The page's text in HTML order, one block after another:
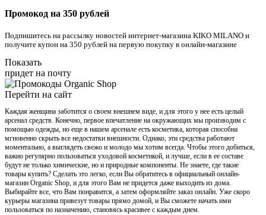
Промокод на 350 рублей
Подпишитесь на рассылку новостей интернет-магазина KIKO MILANO и
получите купон на 350 рублей на первую покупку в онлайн-магазине
Показать
придет на почту
Перейти на сайт
Каждая женщина заботится о своем внешнем виде, и для этого у нее есть целый
арсенал средств. Конечно, первое впечатление на окружающих мы производим с
помощью одежды, но еще в нашем арсенале есть косметика, которая способна
мгновенно скрыть все недостатки внешности. Однако, эти средства работают
моментально, а выглядеть свежо и молодо мы хотим всегда. Чтобы этого добиться,
важно регулярно пользоваться уходовой косметикой, и лучше, если в ее составе
будут не только химические, но и природные компоненты. Не знаете, где такие
товары купить? Сделать это легко, если Вы обратитесь в официальный онлайн-
магазин Organic Shop, и для этого Вам не придется даже выходить из дома.
Выбирайте все, что Вам понравится, а затем оформляйте заказ онлайн. Уже скоро
курьеры магазина привезут товары прямо домой, и Вы сможете начать ими
пользоваться по назначению, становясь красивее с каждым днем.